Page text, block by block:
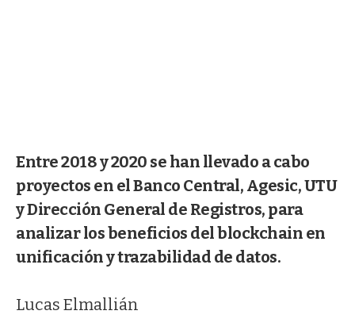
Entre 2018 y 2020 se han llevado a cabo
proyectos en el Banco Central, Agesic, UTU
y Dirección General de Registros, para
analizar los beneficios del blockchain en
unificación y trazabilidad de datos.
Lucas Elmallián